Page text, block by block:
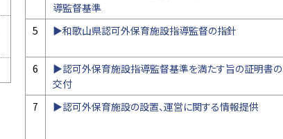
導監督基準
5 ▶和歌山県認可外保育施設指導監督の指針
6
▶認可外保育施設指導監督基準を満たす旨の証明書の
交付
7 ▶認可外保育施設の設置、運営に関する情報提供